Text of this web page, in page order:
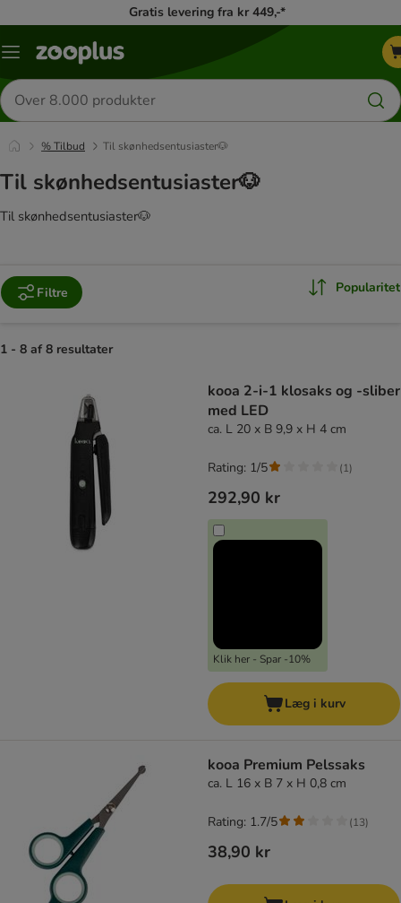
Gratis levering fra kr 449,-*
Menu
Søg
efter
produkter
% Tilbud Til skønhedsentusiaster🐶
Til skønhedsentusiaster🐶
Til skønhedsentusiaster🐶
Filtre Popularitet
1 - 8 af 8 resultater
kooa 2-i-1 klosaks og -sliber
med LED
ca. L 20 x B 9,9 x H 4 cm
292,90 kr
Klik her - Spar -10%
Rating: 1/5 (1)
Læg i kurv
kooa Premium Pelssaks
ca. L 16 x B 7 x H 0,8 cm
38,90 kr
Rating: 1.7/5 (13)